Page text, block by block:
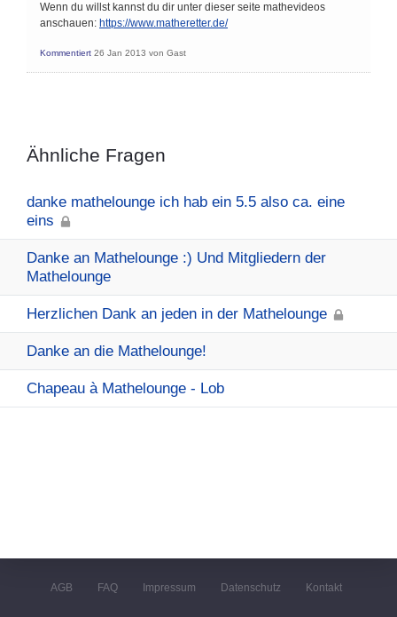
Wenn du willst kannst du dir unter dieser seite mathevideos
anschauen: https://www.matheretter.de/
Kommentiert 26 Jan 2013 von Gast
Ähnliche Fragen
danke mathelounge ich hab ein 5.5 also ca. eine
eins
Danke an Mathelounge :) Und Mitgliedern der
Mathelounge
Herzlichen Dank an jeden in der Mathelounge
Danke an die Mathelounge!
Chapeau à Mathelounge - Lob
AGB FAQ Impressum Datenschutz Kontakt